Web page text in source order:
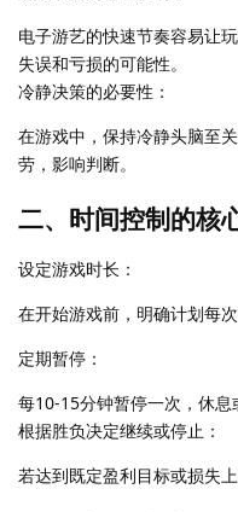
电子游艺的快速节奏容易让
失误和亏损的可能性。
冷静决策的必要性：
在游戏中，保持冷静头脑至
劳，影响判断。
二、时间控制的核
设定游戏时长：
在开始游戏前，明确计划每
定期暂停：
每10-15分钟暂停一次，休息
根据胜负决定继续或停止：
若达到既定盈利目标或损失